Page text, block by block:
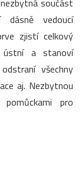
součást
dásně vedoucí
zjistí celkový
ústní a stanoví
všechny
aj. Nezbytnou
pro